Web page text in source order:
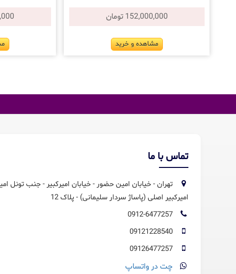
152,000,000 تومان
مشاهده و خرید
تماس با ما
تهران - خیابان امین حضور - خیابان امیرکبیر - جنب تونل
امیرکبیر اصلی (پاساژ سردار سلیمانی) - پلاک 12
چت در واتساپ